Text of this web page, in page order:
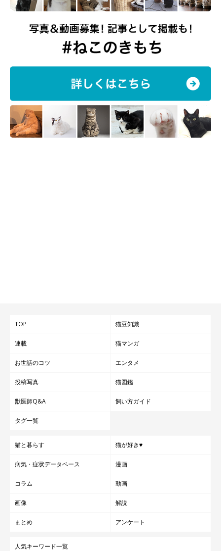
TOP 猫豆知識
連載 猫マンガ
お世話のコツ エンタメ
投稿写真 猫図鑑
獣医師Q&A 飼い方ガイド
タグ一覧
猫と暮らす 猫が好き♥
病気・症状データベース 漫画
コラム 動画
画像 解説
まとめ アンケート
人気キーワード一覧